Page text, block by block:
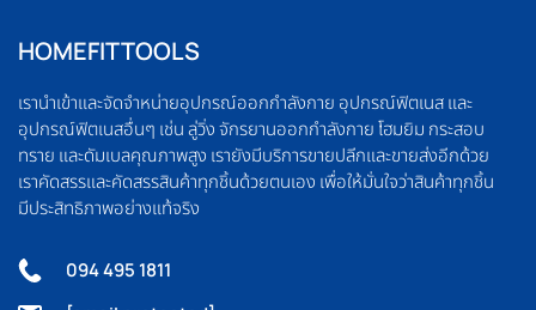
HOMEFITTOOLS
เรานำเข้าและจัดจำหน่ายอุปกรณ์ออกกำลังกาย อุปกรณ์ฟิตเนส และ
อุปกรณ์ฟิตเนสอื่นๆ เช่น ลู่วิ่ง จักรยานออกกำลังกาย โฮมยิม กระสอบ
ทราย และดัมเบลคุณภาพสูง เรายังมีบริการขายปลีกและขายส่งอีกด้วย
เราคัดสรรและคัดสรรสินค้าทุกชิ้นด้วยตนเอง เพื่อให้มั่นใจว่าสินค้าทุกชิ้น
มีประสิทธิภาพอย่างแท้จริง
094 495 1811